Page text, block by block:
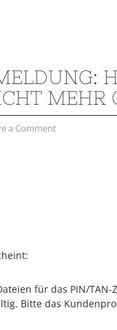
MEHR
a Comment
für das PIN/
Bitte das